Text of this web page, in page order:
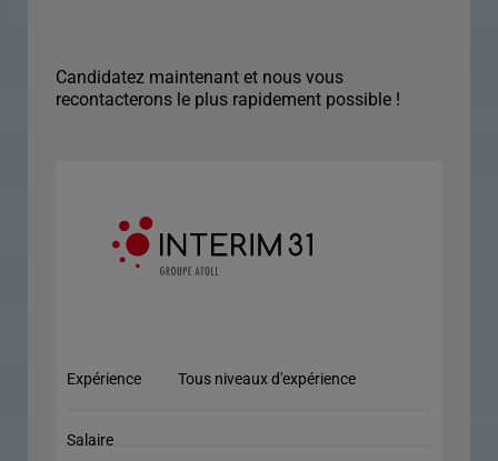
Candidatez maintenant et nous vous
recontacterons le plus rapidement possible !
Expérience Tous niveaux d'expérience
Salaire